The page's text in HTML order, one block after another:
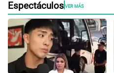
EspectáculosVER MÁS